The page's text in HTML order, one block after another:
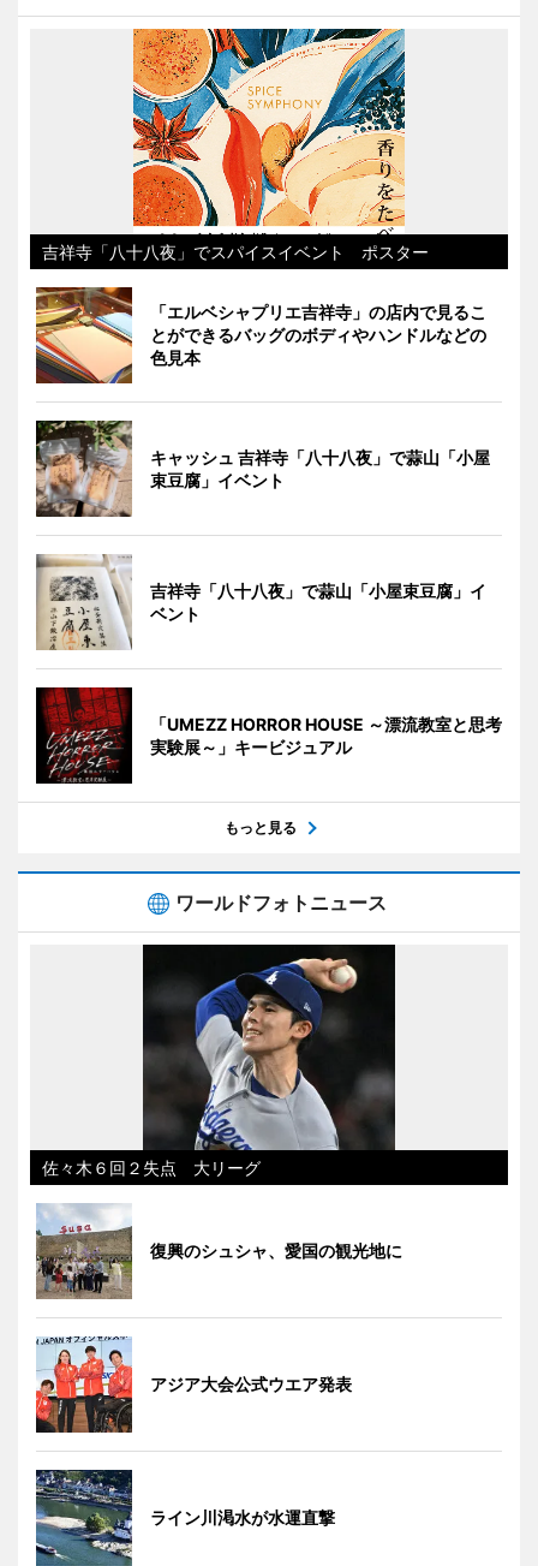
吉祥寺「八十八夜」でスパイスイベント ポスター
「エルベシャプリエ吉祥寺」の店内で見るこ
とができるバッグのボディやハンドルなどの
色見本
キャッシュ 吉祥寺「八十八夜」で蒜山「小屋
束豆腐」イベント
吉祥寺「八十八夜」で蒜山「小屋束豆腐」イ
ベント
「UMEZZ HORROR HOUSE ～漂流教室と思考
実験展～」キービジュアル
もっと見る
ワールドフォトニュース
佐々木６回２失点 大リーグ
復興のシュシャ、愛国の観光地に
アジア大会公式ウエア発表
ライン川渇水が水運直撃